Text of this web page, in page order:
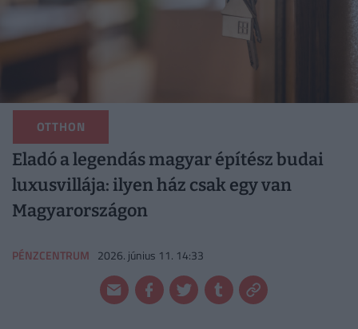
OTTHON
Eladó a legendás magyar építész budai
luxusvillája: ilyen ház csak egy van
Magyarországon
PÉNZCENTRUM 2026. június 11. 14:33